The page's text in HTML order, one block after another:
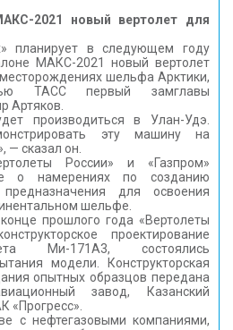
2021 новый вертолет для
планирует в следующем году
МАКС-2021 новый вертолет
шельфа Арктики,
ТАСС первый замглавы
Артяков.
производиться в Улан-Удэ.
эту машину на
сказал он.
России» и «Газпром»
о намерениях по созданию
для освоения
шельфе.
прошлого года «Вертолеты
проектирование
Ми-171А3, состоялись
модели. Конструкторская
опытных образцов передана
завод, Казанский
«Прогресс».
с нефтегазовыми компаниями,